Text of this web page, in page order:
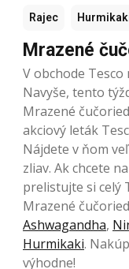
Rajec
Mrazené
V obchode
Navyše, tento
Mrazené
akciový leták
Nájdete v ňom
zliav. Ak chcete
prelistujte si celý
Mrazené
Ashwagandha,
Hurmikaki.
výhodne!